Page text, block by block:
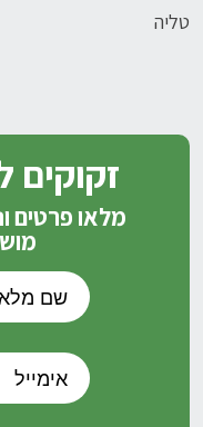
טליה
זקוקים
מלאו פרטים